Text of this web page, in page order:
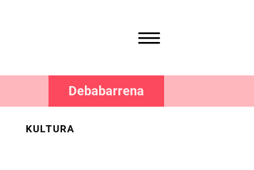
Debabarrena
KULTURA